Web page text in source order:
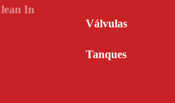
In
Válvulas
Tanques